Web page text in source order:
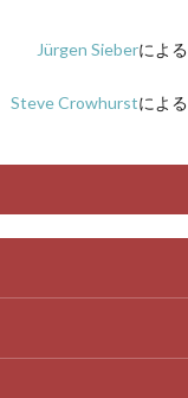
Jürgen Sieberによる
Steve Crowhurstによる